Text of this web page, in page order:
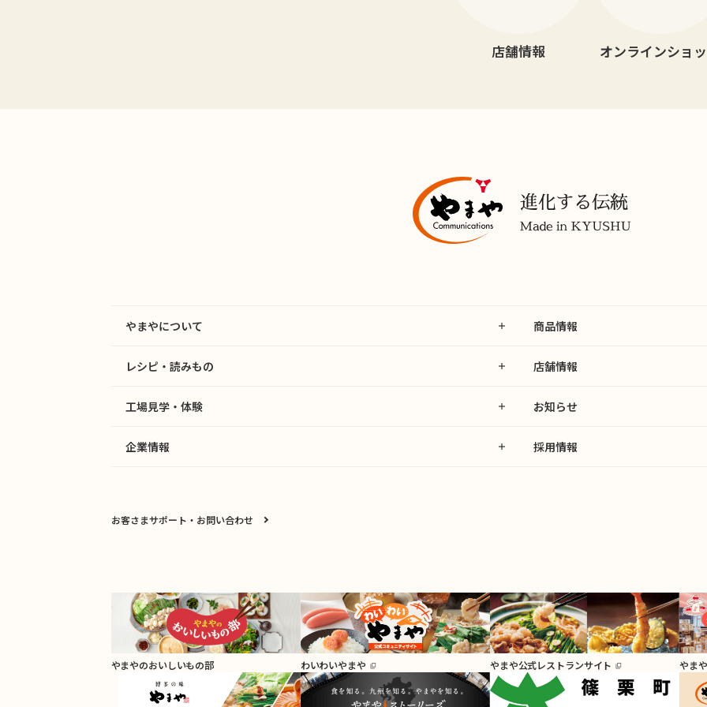
店舗情報 オンラインショ
やまやについて 商品情報
レシピ・読みもの 店舗情報
工場見学・体験 お知らせ
企業情報 採用情報
お客さまサポート・お問い合わせ
やまやのおいしいもの部 わいわいやまや やまや公式レストランサイト やま